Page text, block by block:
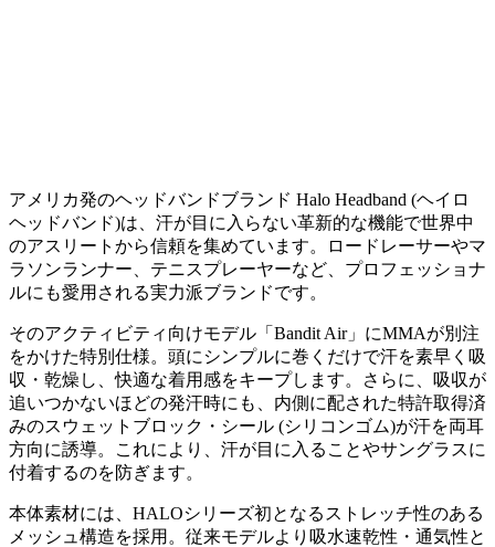
アメリカ発のヘッドバンドブランド Halo Headband (ヘイロ
ヘッドバンド)は、汗が目に入らない革新的な機能で世界中
のアスリートから信頼を集めています。ロードレーサーやマ
ラソンランナー、テニスプレーヤーなど、プロフェッショナ
ルにも愛用される実力派ブランドです。
そのアクティビティ向けモデル「Bandit Air」にMMAが別注
をかけた特別仕様。頭にシンプルに巻くだけで汗を素早く吸
収・乾燥し、快適な着用感をキープします。さらに、吸収が
追いつかないほどの発汗時にも、内側に配された特許取得済
みのスウェットブロック・シール (シリコンゴム)が汗を両耳
方向に誘導。これにより、汗が目に入ることやサングラスに
付着するのを防ぎます。
本体素材には、HALOシリーズ初となるストレッチ性のある
メッシュ構造を採用。従来モデルより吸水速乾性・通気性と